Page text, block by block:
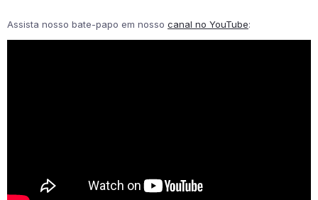
Assista nosso bate-papo em nosso canal no YouTube: